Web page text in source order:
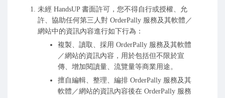
未經 HandsUP 書面許可，您不得自行或授權、允
許、協助任何第三人對 OrderPally 服務及其軟體／
網站中的資訊內容進行如下行為：
複製、讀取、採用 OrderPally 服務及其軟體
／網站的資訊內容，用於包括但不限於宣
傳、增加閱讀量、流覽量等商業用途。
擅自編輯、整理、編排 OrderPally 服務及其
軟體／網站的資訊內容後在 OrderPally 服務